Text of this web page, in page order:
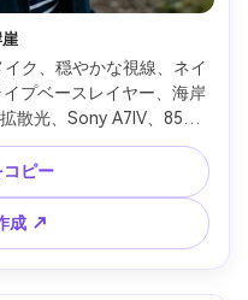
ク、穏やかな視線、ネイ
プベースレイヤー、海岸
散光、Sony A7IV、85mm
図、思慮深いムード、自
高解像度 --ar 4:5
コピー
成 ↗